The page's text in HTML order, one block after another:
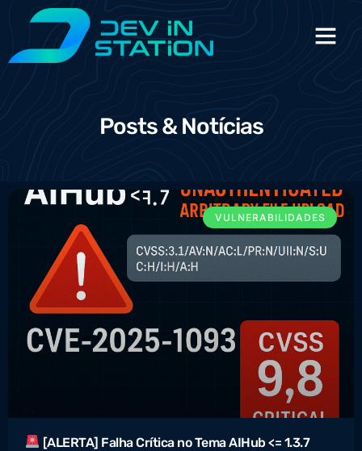
Posts & Notícias
VULNERABILIDADES
[ALERTA] Falha Crítica no Tema AIHub <= 1.3.7